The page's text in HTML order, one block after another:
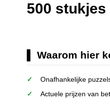
500 stukjes
Waarom hier
Onafhankelijke
Actuele prijzen van